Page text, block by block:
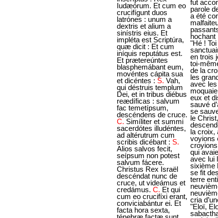
Iudæórum. Et cum eo
crucifígunt duos
latrónes : unum a
dextris et alium a
sinístris eius. Et
impléta est Scriptúra,
quæ dicit : Et cum
iníquis reputátus est.
Et prætereúntes
blasphemábant eum,
movéntes cápita sua
et dicéntes : S. Vah,
qui déstruis templum
Dei, et in tribus diébus
reædíficas : salvum
fac temetípsum,
descéndens de cruce.
C. Simíliter et summi
sacerdótes illudéntes,
ad altérutrum cum
scribis dicébant : S.
Alios salvos fecit,
seípsum non potest
salvum fácere.
Christus Rex Israël
descéndat nunc de
cruce, ut videámus et
credámus. C. Et qui
cum eo crucifíxi erant,
conviciabántur ei. Et
facta hora sexta,